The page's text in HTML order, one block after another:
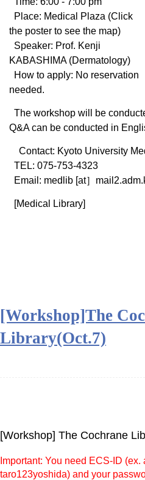
Place: Medical Plaza (Click
the poster to see the map)
Speaker: Prof. Kenji
KABASHIMA (Dermatology)
How to apply: No reservation
needed.
The workshop will be
Q&A can be conducted in
Contact: Kyoto University
TEL: 075-753-4323
Email: medlib [at］
[Medical Library]
[Workshop]The
Library(Oct.7)
[Workshop] The Cochrane
Important: You need ECS-ID
taro123yoshida) and your